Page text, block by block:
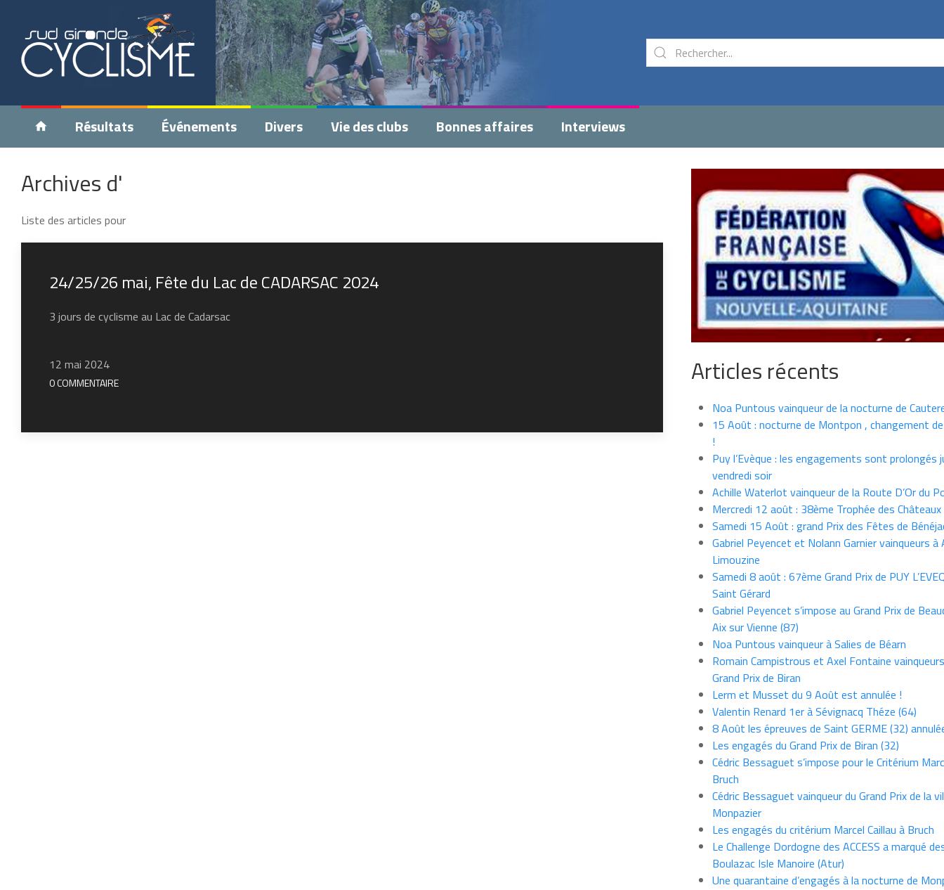
Résultats Événements Divers Vie des clubs Bonnes affaires Interviews
Archives d'
Liste des articles pour
24/25/26 mai, Fête du Lac de CADARSAC 2024
3 jours de cyclisme au Lac de Cadarsac
12 mai 2024
0 COMMENTAIRE Articles récents
Noa Puntous vainqueur de la nocturne de
15 Août : nocturne de Montpon , changement
!
Puy l’Evèque : les engagements sont prolongés
vendredi soir
Achille Waterlot vainqueur de la Route D’Or du
Mercredi 12 août : 38ème Trophée des Châteaux
Samedi 15 Août : grand Prix des Fêtes de
Gabriel Peyencet et Nolann Garnier vainqueurs à
Limouzine
Samedi 8 août : 67ème Grand Prix de PUY
Saint Gérard
Gabriel Peyencet s’impose au Grand Prix de
Aix sur Vienne (87)
Noa Puntous vainqueur à Salies de Béarn
Romain Campistrous et Axel Fontaine
Grand Prix de Biran
Lerm et Musset du 9 Août est annulée !
Valentin Renard 1er à Sévignacq Théze (64)
8 Août les épreuves de Saint GERME (32)
Les engagés du Grand Prix de Biran (32)
Cédric Bessaguet s’impose pour le Critérium
Bruch
Cédric Bessaguet vainqueur du Grand Prix de la
Monpazier
Les engagés du critérium Marcel Caillau à Bruch
Le Challenge Dordogne des ACCESS a marqué
Boulazac Isle Manoire (Atur)
Une quarantaine d’engagés à la nocturne de